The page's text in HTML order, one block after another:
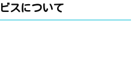
スについて